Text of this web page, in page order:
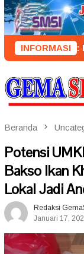
Loncat
ke
konten
INFORMASI
: PT. DENI
Beranda
Potensi
Bakso Ikan
Lokal Jadi
Redaksi
Januari 17,